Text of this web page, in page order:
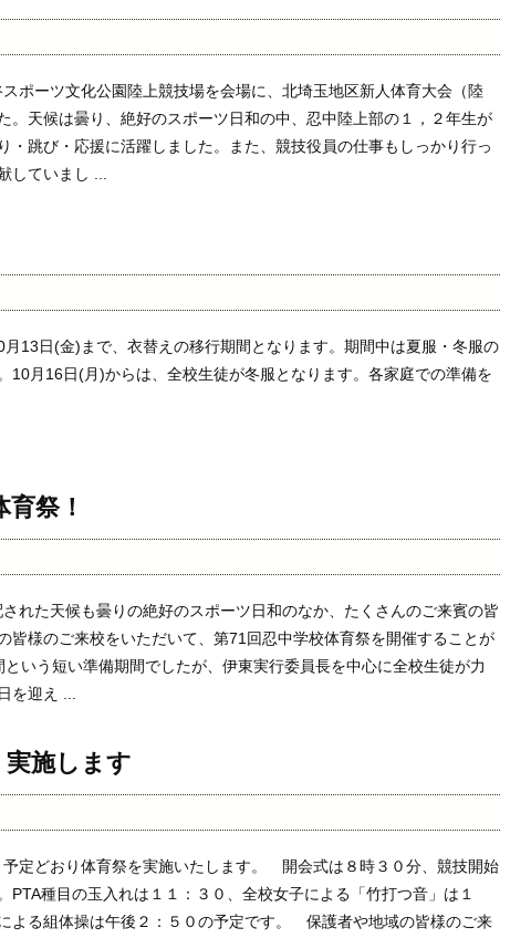
ポーツ文化公園陸上競技場を会場に、北埼玉地区新人体育大会（陸
。天候は曇り、絶好のスポーツ日和の中、忍中陸上部の１，２年生が
・跳び・応援に活躍しました。また、競技役員の仕事もしっかり行っ
していまし ...
13日(金)まで、衣替えの移行期間となります。期間中は夏服・冬服の
10月16日(月)からは、全校生徒が冬服となります。各家庭での準備を
祭！
れた天候も曇りの絶好のスポーツ日和のなか、たくさんのご来賓の皆
皆様のご来校をいただいて、第71回忍中学校体育祭を開催することが
いう短い準備期間でしたが、伊東実行委員長を中心に全校生徒が力
を迎え ...
実施します
定どおり体育祭を実施いたします。 開会式は８時３０分、競技開始
PTA種目の玉入れは１１：３０、全校女子による「竹打つ音」は１
よる組体操は午後２：５０の予定です。 保護者や地域の皆様のご来